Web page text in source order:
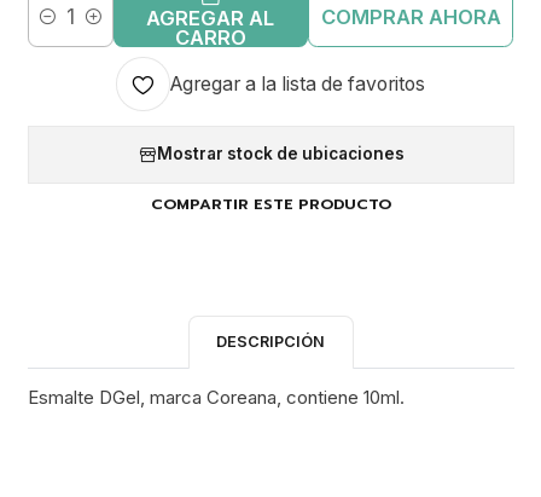
Cantidad
AGREGAR AL
CARRO
COMPRAR AHORA
Agregar a la lista de favoritos
Mostrar stock de ubicaciones
COMPARTIR ESTE PRODUCTO
DESCRIPCIÓN
Esmalte DGel, marca Coreana, contiene 10ml.